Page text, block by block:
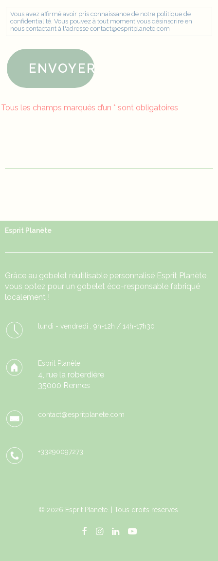
Vous avez affirmé avoir pris connaissance de notre politique de
confidentialité. Vous pouvez à tout moment vous désinscrire en
nous contactant à l'adresse contact@espritplanete.com
ENVOYER
Tous les champs marqués d’un * sont obligatoires
Esprit Planète
Grâce au gobelet réutilisable personnalisé Esprit Planète,
vous optez pour un gobelet éco-responsable fabriqué
localement !
lundi - vendredi : 9h-12h / 14h-17h30
Esprit Planète
4, rue la roberdière
35000 Rennes
contact@espritplanete.com
+33290097273
© 2026 Esprit Planete. | Tous droits réservés.